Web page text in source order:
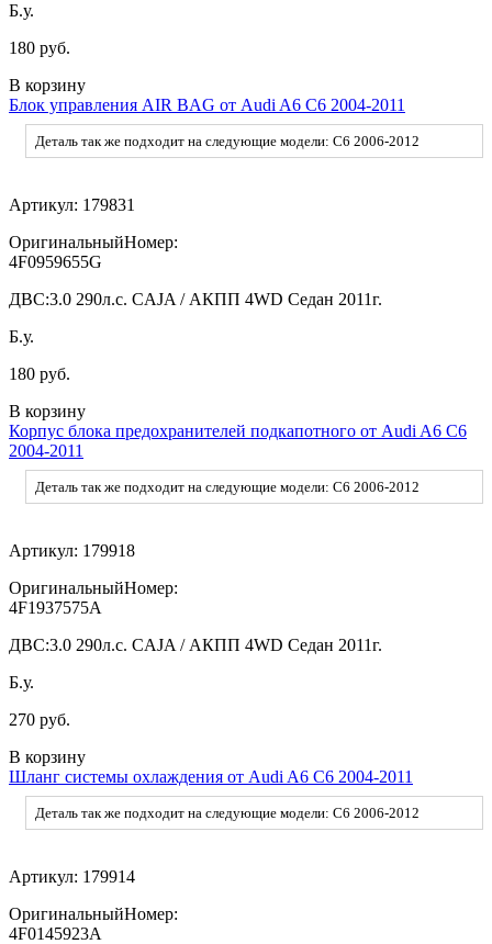
Б.у.
180 руб.
В корзину
Блок управления AIR BAG от Audi A6 C6 2004-2011
Деталь так же подходит на следующие модели: C6 2006-2012
Артикул: 179831
ОригинальныйНомер:
4F0959655G
ДВС:3.0 290л.с. CAJA / АКПП 4WD Седан 2011г.
Б.у.
180 руб.
В корзину
Корпус блока предохранителей подкапотного от Audi A6 C6
2004-2011
Деталь так же подходит на следующие модели: C6 2006-2012
Артикул: 179918
ОригинальныйНомер:
4F1937575A
ДВС:3.0 290л.с. CAJA / АКПП 4WD Седан 2011г.
Б.у.
270 руб.
В корзину
Шланг системы охлаждения от Audi A6 C6 2004-2011
Деталь так же подходит на следующие модели: C6 2006-2012
Артикул: 179914
ОригинальныйНомер:
4F0145923A